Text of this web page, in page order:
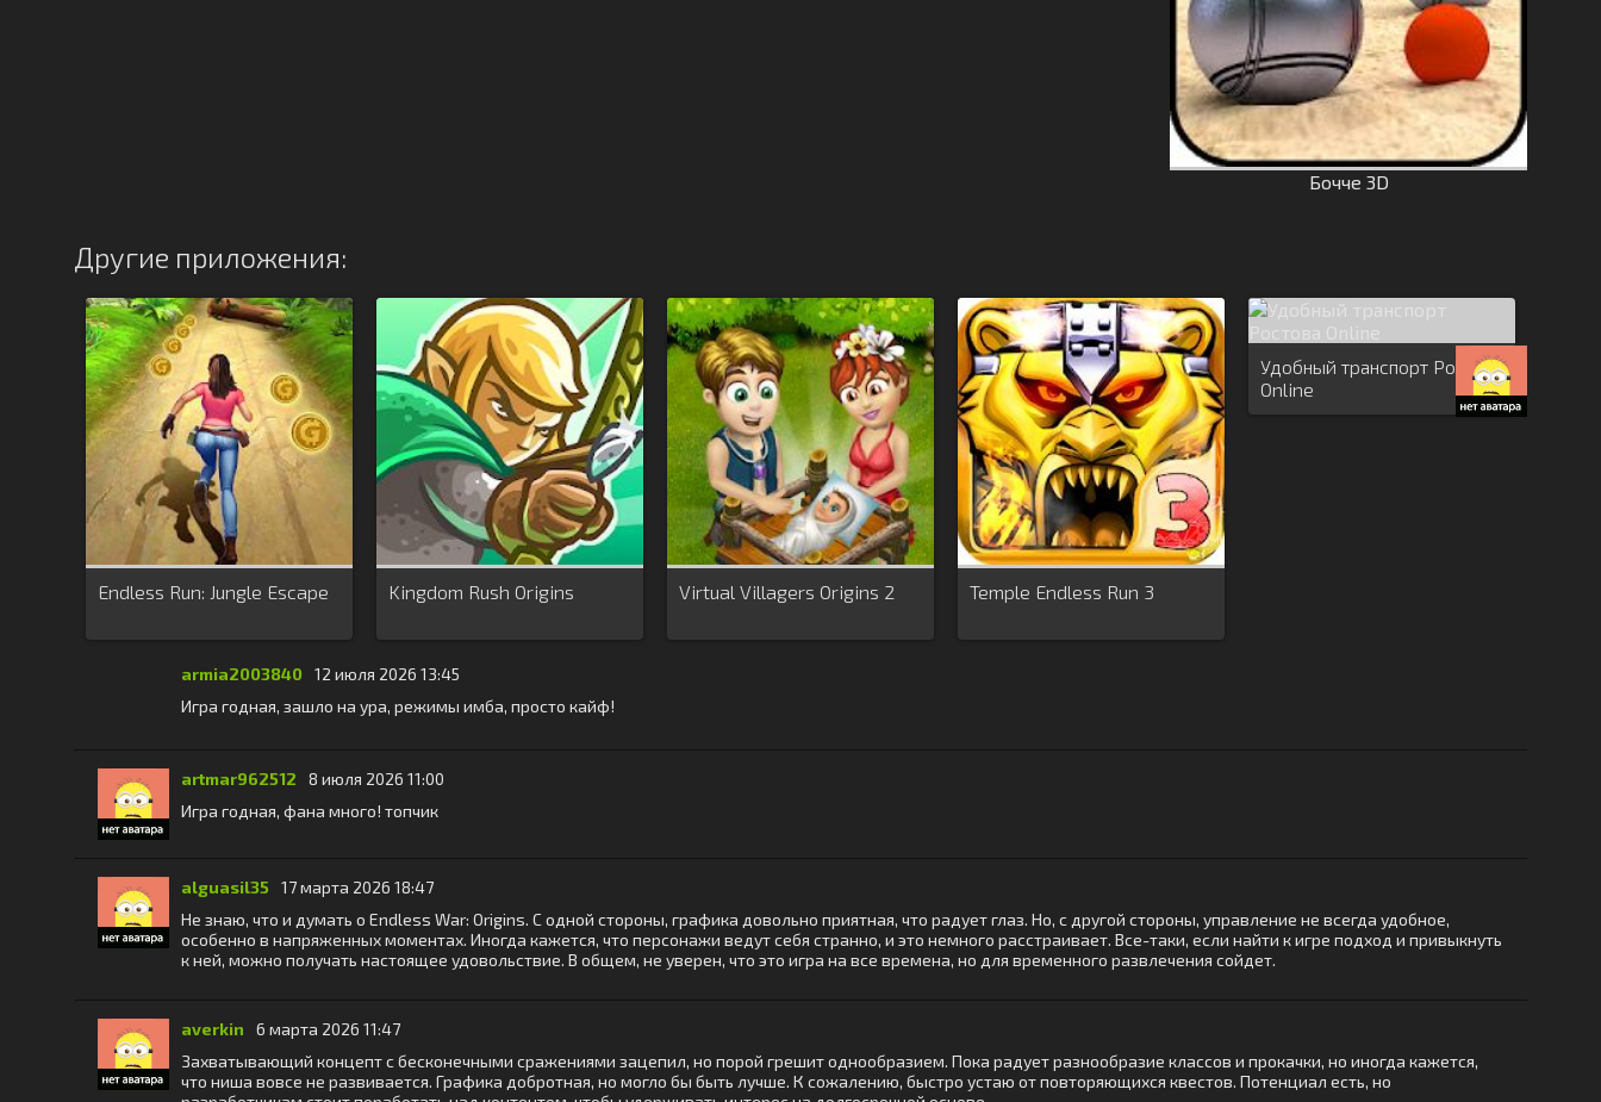
Бочче 3D
Другие приложения:
Endless Run: Jungle Escape Kingdom Rush Origins Virtual Villagers Origins 2 Temple Endless Run 3
Удобный транспорт Ростова
Online
armia2003840
12 июля 2026 13:45
Игра годная, зашло на ура, режимы имба, просто кайф!
artmar962512
8 июля 2026 11:00
Игра годная, фана много! топчик
alguasil35
17 марта 2026 18:47
Не знаю, что и думать о Endless War: Origins. С одной стороны, графика довольно приятная, что радует глаз. Но, с другой стороны, управление не всегда удобное,
особенно в напряженных моментах. Иногда кажется, что персонажи ведут себя странно, и это немного расстраивает. Все-таки, если найти к игре подход и привыкнуть
к ней, можно получать настоящее удовольствие. В общем, не уверен, что это игра на все времена, но для временного развлечения сойдет.
averkin
6 марта 2026 11:47
Захватывающий концепт с бесконечными сражениями зацепил, но порой грешит однообразием. Пока радует разнообразие классов и прокачки, но иногда кажется,
что ниша вовсе не развивается. Графика добротная, но могло бы быть лучше. К сожалению, быстро устаю от повторяющихся квестов. Потенциал есть, но